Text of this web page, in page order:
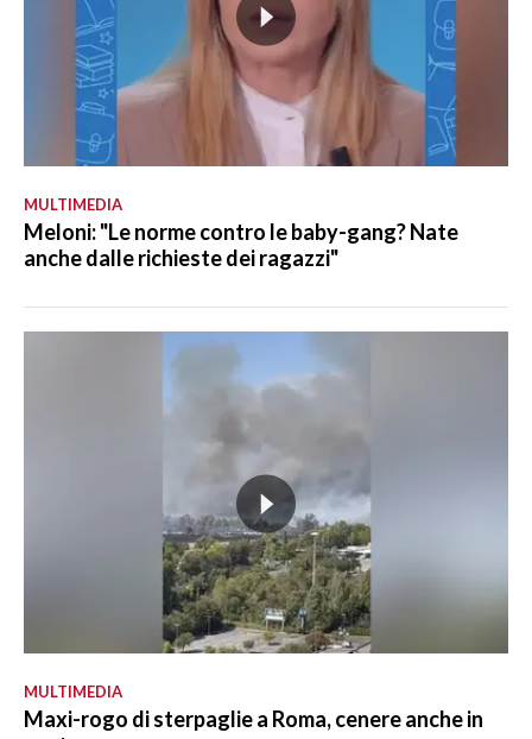
MULTIMEDIA
Meloni: "Le norme contro le baby-gang? Nate
anche dalle richieste dei ragazzi"
MULTIMEDIA
Maxi-rogo di sterpaglie a Roma, cenere anche in